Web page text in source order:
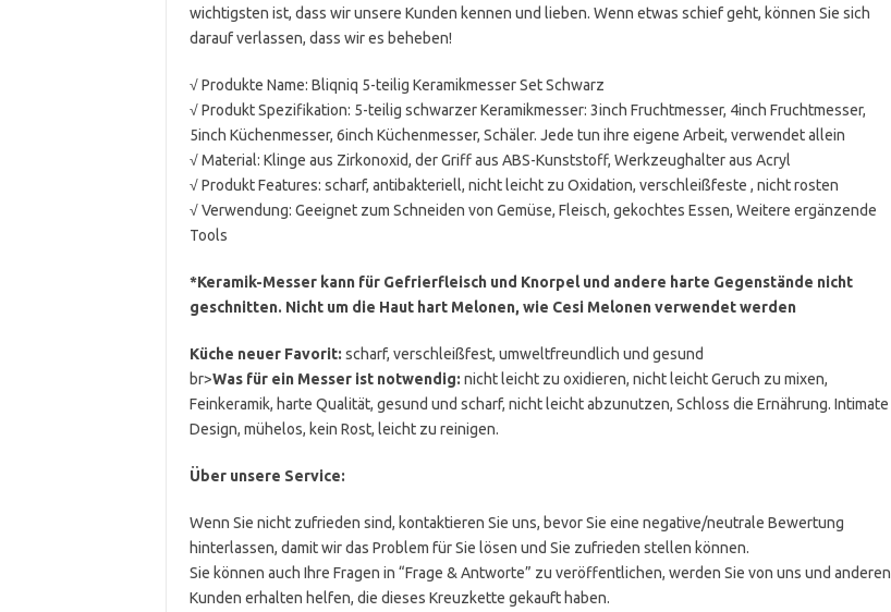
wichtigsten ist, dass wir unsere Kunden kennen und lieben. Wenn etwas schief geht, können Sie sich
darauf verlassen, dass wir es beheben!
√ Produkte Name: Bliqniq 5-teilig Keramikmesser Set Schwarz
√ Produkt Spezifikation: 5-teilig schwarzer Keramikmesser: 3inch Fruchtmesser, 4inch Fruchtmesser,
5inch Küchenmesser, 6inch Küchenmesser, Schäler. Jede tun ihre eigene Arbeit, verwendet allein
√ Material: Klinge aus Zirkonoxid, der Griff aus ABS-Kunststoff, Werkzeughalter aus Acryl
√ Produkt Features: scharf, antibakteriell, nicht leicht zu Oxidation, verschleißfeste , nicht rosten
√ Verwendung: Geeignet zum Schneiden von Gemüse, Fleisch, gekochtes Essen, Weitere ergänzende
Tools
*Keramik-Messer kann für Gefrierfleisch und Knorpel und andere harte Gegenstände nicht
geschnitten. Nicht um die Haut hart Melonen, wie Cesi Melonen verwendet werden
Küche neuer Favorit: scharf, verschleißfest, umweltfreundlich und gesund
br>Was für ein Messer ist notwendig: nicht leicht zu oxidieren, nicht leicht Geruch zu mixen,
Feinkeramik, harte Qualität, gesund und scharf, nicht leicht abzunutzen, Schloss die Ernährung. Intimate
Design, mühelos, kein Rost, leicht zu reinigen.
Über unsere Service:
Wenn Sie nicht zufrieden sind, kontaktieren Sie uns, bevor Sie eine negative/neutrale Bewertung
hinterlassen, damit wir das Problem für Sie lösen und Sie zufrieden stellen können.
Sie können auch Ihre Fragen in “Frage & Antworte” zu veröffentlichen, werden Sie von uns und anderen
Kunden erhalten helfen, die dieses Kreuzkette gekauft haben.